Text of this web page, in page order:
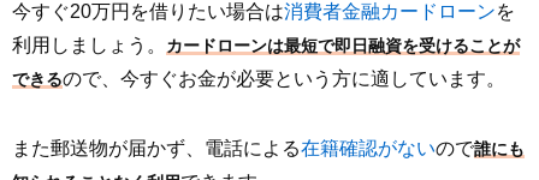
今すぐ20万円を借りたい場合は消費者金融カードローンを
利用しましょう。
カードローンは最短で即日融資を受けることが
できるので、今すぐお金が必要という方に適しています。
また郵送物が届かず、電話による在籍確認がないので誰にも